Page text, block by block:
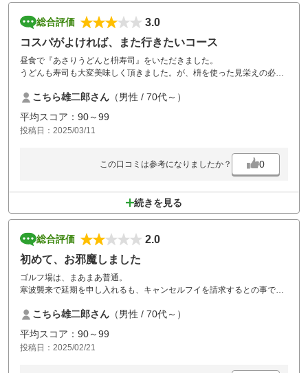
総合評価
3.0
コスパがよければ、また行きたいコース
昼食で『あさりうどんと枡寿司』をいただきました。
うどんも寿司も大変美味しく頂きました。が、枡を使った見栄えの必要
食べにくく、私見では海鮮丼で十分ではないでしょうか。
こちら雄二郎さん （男性 / 70代～）
平均スコア：90～99
投稿日：2025/03/11
この口コミは参考になりましたか？ 0
続きを見る
総合評価
2.0
初めて、お邪魔しました
ゴルフ場は、まあまあ普通。
寒波襲来で延期を申し入れるも、キャンセルフイを請求するとの事でや
雪が舞い散る寒い中、ハーフ2時間40分には閉口する。
近頃はマナーに欠けるスロープレーヤーが多いので、トイレ等にプレイ
ファスト・マナー向上を貼り紙にて推進しているが効果はイマイチです
ね。
こちら雄二郎さん （男性 / 70代～）
平均スコア：90～99
投稿日：2025/02/21